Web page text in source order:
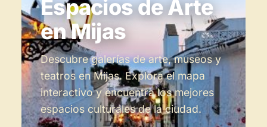
Espacios de Arte
en Mijas
Descubre galerías de arte, museos y
teatros en Mijas. Explora el mapa
interactivo y encuentra los mejores
espacios culturales de la ciudad.